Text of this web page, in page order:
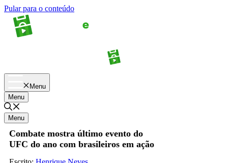
Pular para o conteúdo
Menu
Menu
Menu
Combate mostra último evento do
UFC do ano com brasileiros em ação